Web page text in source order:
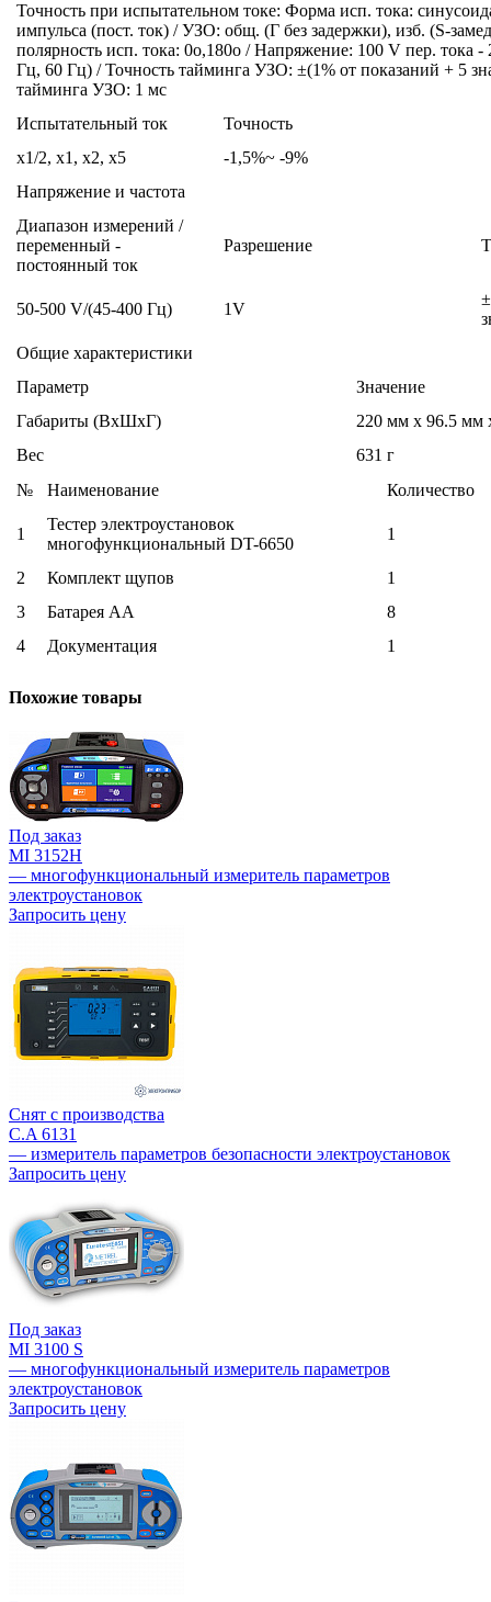
Точность при испытательном токе: Форма исп. тока:
импульса (пост. ток) / УЗО: общ. (Г без задержки), изб. (S-
полярность исп. тока: 0o,180o / Напряжение: 100 V пер. тока -
Гц, 60 Гц) / Точность тайминга УЗО: ±(1% от показаний + 5
тайминга УЗО: 1 мс
Испытательный ток
Точность
x1/2, x1, x2, x5
-1,5%~ -9%
Напряжение и частота
Диапазон измерений /
переменный -
постоянный ток
Разрешение
50-500 V/(45-400 Гц) 1V
Общие характеристики
Параметр
Значение
Габариты (ВxШxГ)
220 мм x 96.5 мм
Вес
631 г
№
Наименование Количество
1
Тестер электроустановок
многофункциональный DT-6650
1
2 Комплект щупов
1
3
Батарея АА
8
4
Документация 1
Похожие товары
Под заказ
MI 3152H
— многофункциональный измеритель параметров
электроустановок
Запросить цену
Снят с производства
C.A 6131
— измеритель параметров безопасности электроустановок
Запросить цену
Под заказ
MI 3100 S
— многофункциональный измеритель параметров
электроустановок
Запросить цену